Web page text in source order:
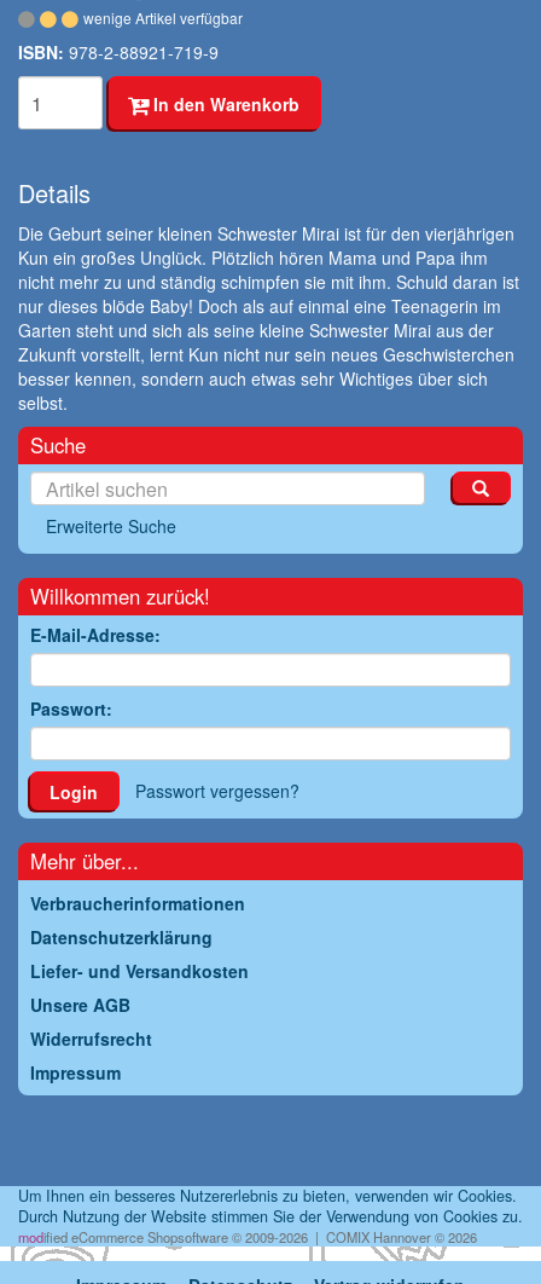
wenige Artikel verfügbar
ISBN: 978-2-88921-719-9
In den Warenkorb
Details
Die Geburt seiner kleinen Schwester Mirai ist für den vierjährigen
Kun ein großes Unglück. Plötzlich hören Mama und Papa ihm
nicht mehr zu und ständig schimpfen sie mit ihm. Schuld daran ist
nur dieses blöde Baby! Doch als auf einmal eine Teenagerin im
Garten steht und sich als seine kleine Schwester Mirai aus der
Zukunft vorstellt, lernt Kun nicht nur sein neues Geschwisterchen
besser kennen, sondern auch etwas sehr Wichtiges über sich
selbst.
Suche
Erweiterte Suche
Willkommen zurück!
E-Mail-Adresse:
Passwort:
Login Passwort vergessen?
Mehr über...
Verbraucherinformationen
Datenschutzerklärung
Liefer- und Versandkosten
Unsere AGB
Widerrufsrecht
Impressum
Um Ihnen ein besseres Nutzererlebnis zu bieten, verwenden wir Cookies.
Durch Nutzung der Website stimmen Sie der Verwendung von Cookies zu.
modified eCommerce Shopsoftware © 2009-2026 | COMIX Hannover © 2026